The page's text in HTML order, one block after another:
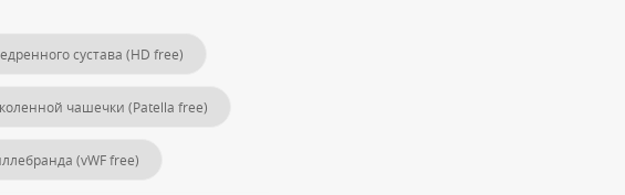
сустава (HD free)
чашечки (Patella free)
(vWF free)